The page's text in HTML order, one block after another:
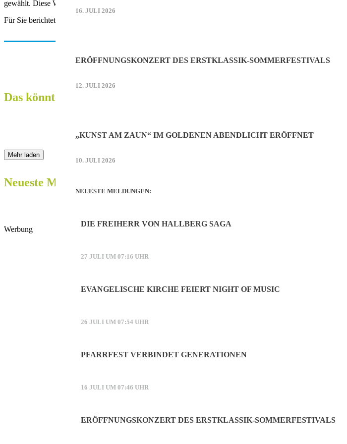
16. JULI 2026
ERÖFFNUNGSKONZERT DES ERSTKLASSIK-SOMMERFESTIVALS
12. JULI 2026
„KUNST AM ZAUN“ IM GOLDENEN ABENDLICHT ERÖFFNET
10. JULI 2026
NEUESTE MELDUNGEN:
DIE FREIHERR VON HALLBERG SAGA
27 JULI UM 07:16 UHR
EVANGELISCHE KIRCHE FEIERT NIGHT OF MUSIC
26 JULI UM 07:54 UHR
PFARRFEST VERBINDET GENERATIONEN
16 JULI UM 07:46 UHR
ERÖFFNUNGSKONZERT DES ERSTKLASSIK-SOMMERFESTIVALS
gewählt. Diese Wahl wurde vom Gemeinderat ohne Gegenstimme bestätigt.
Für Sie berichtete Maria Schultz.
Jetzt teilen:
Das könnte Sie auch interessieren:
Mehr laden
Neueste Meldungen:
Werbung